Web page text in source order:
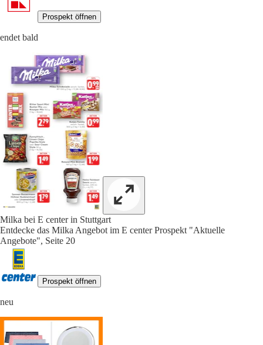
Prospekt öffnen
endet bald
Milka bei E center in Stuttgart
Entdecke das Milka Angebot im E center Prospekt "Aktuelle
Angebote", Seite 20
Prospekt öffnen
neu